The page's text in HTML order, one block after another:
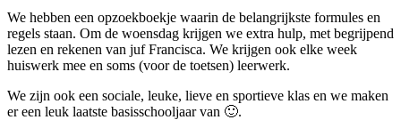
We hebben een opzoekboekje waarin de belangrijkste formules en
regels staan. Om de woensdag krijgen we extra hulp, met begrijpend
lezen en rekenen van juf Francisca. We krijgen ook elke week
huiswerk mee en soms (voor de toetsen) leerwerk.
We zijn ook een sociale, leuke, lieve en sportieve klas en we maken
er een leuk laatste basisschooljaar van 🙂.